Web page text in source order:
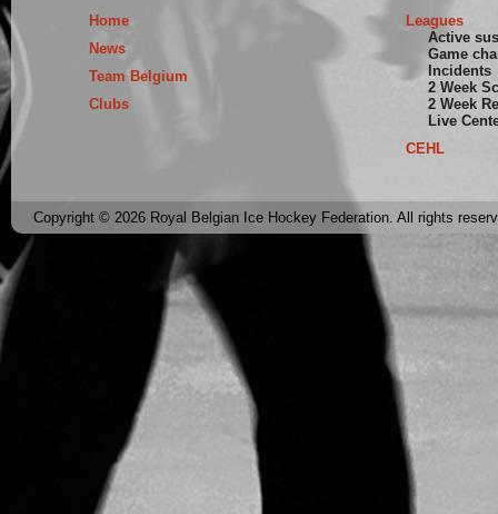
Home
News
Team Belgium
Clubs
Leagues
Active
Game
Incidents
2 Week
2 Week
Live
CEHL
Copyright © 2026 Royal Belgian Ice Hockey Federation. All rights